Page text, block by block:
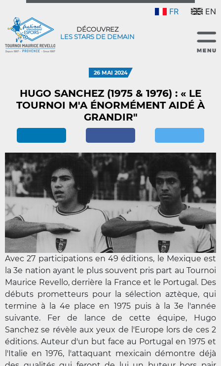
FR EN
DÉCOUVREZ
LES STARS DE DEMAIN
26 MAI 2024
HUGO SANCHEZ (1975 & 1976) : « LE
TOURNOI M'A ÉNORMÉMENT AIDÉ À
GRANDIR"
Avec 27 participations en 49 éditions, le Mexique est
la 3e nation ayant le plus souvent pris part au Tournoi
Maurice Revello, derrière la France et le Portugal. Des
débuts prometteurs pour la sélection aztèque, qui
termine à la 4e place en 1975 puis à la 3e l'année
suivante. Fer de lance de cette équipe, Hugo
Sanchez se révèle aux yeux de l'Europe lors de ces 2
éditions. Auteur d'un but face au Portugal en 1975 et
l'Italie en 1976, l'attaquant mexicain démontre déjà